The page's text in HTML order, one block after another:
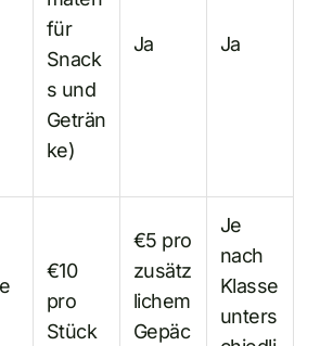
für
Snack
s und
Geträn
ke)
Ja Ja
€10
pro
Stück
€5 pro
zusätz
lichem
Gepäc
Je
nach
Klasse
unters